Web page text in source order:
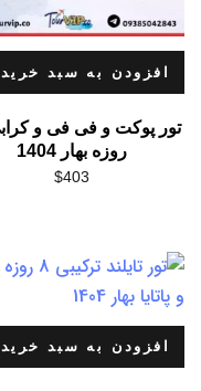
افزودن به سبد خرید
روزه بهار 1404
$403
افزودن به سبد خرید